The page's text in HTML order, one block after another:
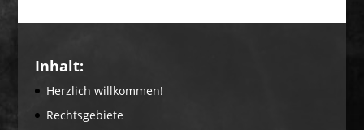
Inhalt:
Herzlich willkommen!
Rechtsgebiete